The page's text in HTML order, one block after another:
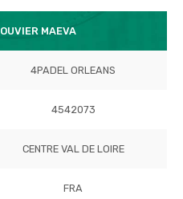
MAEVA
4PADEL ORLEANS
4542073
CENTRE VAL DE LOIRE
FRA